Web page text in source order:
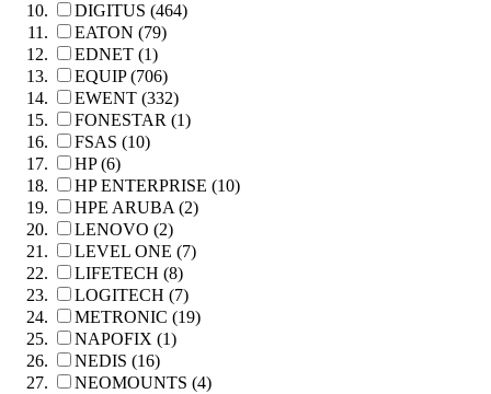
DIGITUS (464)
EATON (79)
EDNET (1)
EQUIP (706)
EWENT (332)
FONESTAR (1)
FSAS (10)
HP (6)
HP ENTERPRISE (10)
HPE ARUBA (2)
LENOVO (2)
LEVEL ONE (7)
LIFETECH (8)
LOGITECH (7)
METRONIC (19)
NAPOFIX (1)
NEDIS (16)
NEOMOUNTS (4)